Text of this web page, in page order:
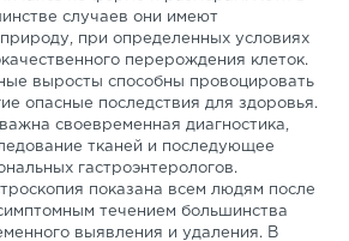
случаев они имеют
при определенных условиях
перерождения клеток.
выросты способны провоцировать
опасные последствия для здоровья.
своевременная диагностика,
тканей и последующее
гастроэнтерологов.
показана всем людям после
течением большинства
выявления и удаления. В